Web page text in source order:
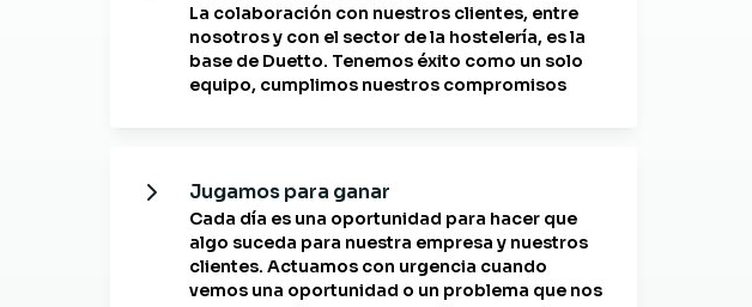
La colaboración con nuestros clientes, entre
nosotros y con el sector de la hostelería, es la
base de Duetto. Tenemos éxito como un solo
equipo, cumplimos nuestros compromisos
Jugamos para ganar
Cada día es una oportunidad para hacer que
algo suceda para nuestra empresa y nuestros
clientes. Actuamos con urgencia cuando
vemos una oportunidad o un problema que nos